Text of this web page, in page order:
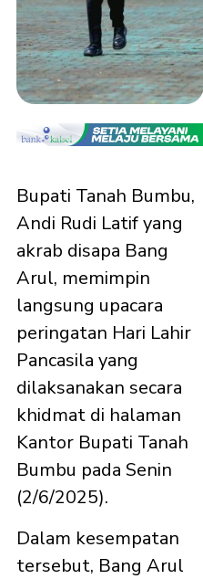
Bupati Tanah Bumbu,
Andi Rudi Latif yang
akrab disapa Bang
Arul, memimpin
langsung upacara
peringatan Hari Lahir
Pancasila yang
dilaksanakan secara
khidmat di halaman
Kantor Bupati Tanah
Bumbu pada Senin
(2/6/2025).
Dalam kesempatan
tersebut, Bang Arul